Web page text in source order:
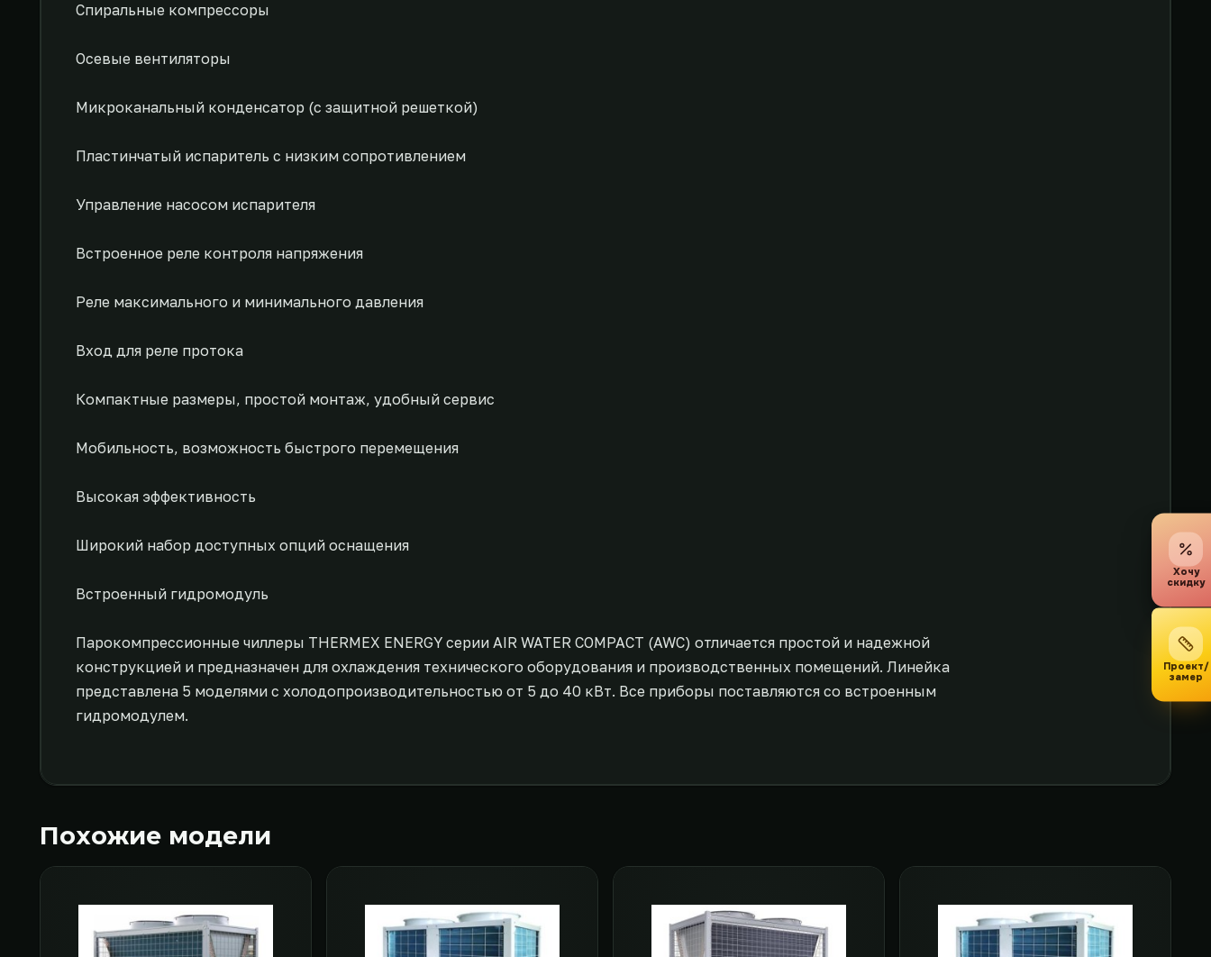
Спиральные компрессоры
Осевые вентиляторы
Микроканальный конденсатор (с защитной решеткой)
Пластинчатый испаритель с низким сопротивлением
Управление насосом испарителя
Встроенное реле контроля напряжения
Реле максимального и минимального давления
Вход для реле протока
Компактные размеры, простой монтаж, удобный сервис
Мобильность, возможность быстрого перемещения
Высокая эффективность
Широкий набор доступных опций оснащения
Встроенный гидромодуль
Парокомпрессионные чиллеры THERMEX ENERGY серии AIR WATER СOMPACT (AWC) отличается простой и надежной
конструкцией и предназначен для охлаждения технического оборудования и производственных помещений. Линейка
представлена 5 моделями с холодопроизводительностью от 5 до 40 кВт. Все приборы поставляются со встроенным
гидромодулем.
Похожие модели
Хочу
скидку
Проект/
замер